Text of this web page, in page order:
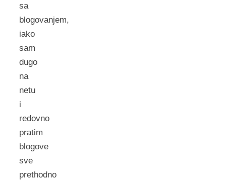
sa
blogovanjem,
iako
sam
dugo
na
netu
i
redovno
pratim
blogove
sve
prethodno